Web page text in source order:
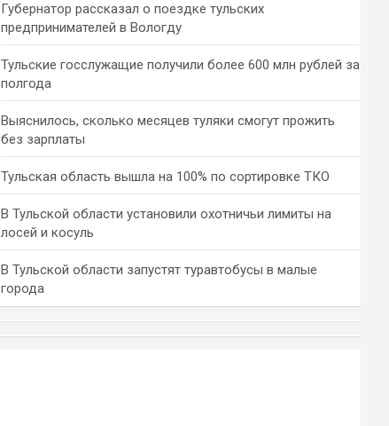
Губернатор рассказал о поездке тульских
предпринимателей в Вологду
Тульские госслужащие получили более 600 млн рублей за
полгода
Выяснилось, сколько месяцев туляки смогут прожить
без зарплаты
Тульская область вышла на 100% по сортировке ТКО
В Тульской области установили охотничьи лимиты на
лосей и косуль
В Тульской области запустят туравтобусы в малые
города